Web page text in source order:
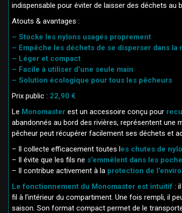
indispensable pour éviter de laisser des déchets au
Atouts & avantages :
– Stocke les nylons usagés proprement
– Empêche les déchets de se disperser dans la
– Léger et compact
– Facile à utiliser d’une seule main
– Solution écologique pour tous les pêcheurs
Prix public : 22,90 €
Le Monomaster est un accessoire conçu pour
abandonnés au bord des rivières, représentent une
pêcheur peut récupérer facilement ses déchets et
– Il collecte efficacement toutes les chutes de
– Il évite que les fils ne s’emmêlent dans les
– Il contribue activement à la protection de
Le fonctionnement du Monomaster est intuitif :
fil à l’intérieur du compartiment. Une fois rempli, il
saison. Son format compact permet de le